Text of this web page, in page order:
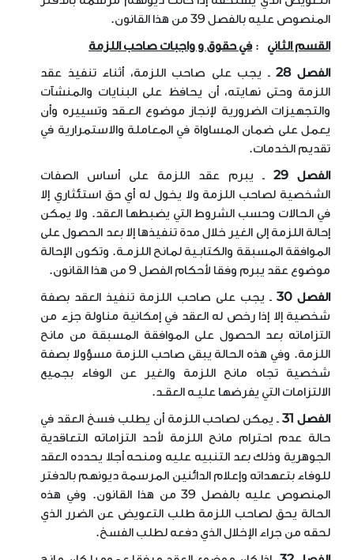
المنصوص عليه بالفصل 39 من هذا القانون
.
القسم الثاني :في حقوق و واجبات صاحب اللزمة
الفصل 28
ـ يجب على صاحب اللزمة، أثناء تنفيذ عقد
اللزمة وحتى نهايته، أن يحافظ على البنايات والمنشآت
والتجهيزات الضرورية لإنجاز موضوع العـقد وتسييره وأن
يعمل على ضمان المساواة في المعاملة والاستمرارية في
تقديم الخدمات.
الفصل 29
ـ يبرم عقد اللزمة على أساس الصفات
الشخصية لصاحب اللزمة ولا يخول له أي حق استئثاري إلا
في الحالات وحسب الشروط التي يضبطها العقد. ولا يمكن
إحالة اللزمة إلى الغير خلال مدة تنفيذها إلا بعد الحصول على
الموافقة المسبقة والكتابـية لمانح اللزمـة. وتكون الإحالة
موضوع عقد يبرم وفقا لأحكام الفصل 9 من هذا القانون
.
الفصل 30
ـ يجب على صاحب اللزمة تنفيذ العقد بصفة
شخصية إلا إذا رخص له العقد في إمكانية مناولة جزء من
التزاماته بعد الحصول على الموافقة المسبقة من مانح
اللزمة. وفي هذه الحالة يبقى صاحب اللزمة مسؤولا بصفة
شخصية تجاه مانح اللزمة والغير عن الوفاء بجميع
الالتزامات التي يفرضها عليـه العقـد.
الفصل 31
ـ يمكن لصاحب اللزمة أن يطلب فسخ العقد في
حالة عدم احترام مانح اللزمة لأحد التزاماته التعاقدية
الجوهرية وذلك بعد التنبيه عليه ومنحه أجلا يحدده العقد
للوفاء بتعهداته وإعلام الدائنين المرسمة ديونهم بالدفتر
المنصوص عليه بالفصل 39 من هذا القانون. وفي هذه
الحالة يحق لصاحب اللزمة طلب التعويض عن الضرر الذي
لحقه من جراء الإخلال الذي دفعه لطلب الفسخ.